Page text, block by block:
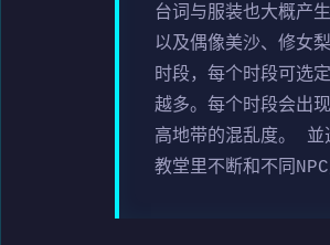
台词与服装也大概产
以及偶像美沙、修女
时段，每个时段可选
越多。每个时段会出
高地带的混乱度。 並
教堂里不断和不同